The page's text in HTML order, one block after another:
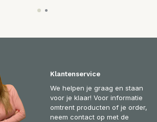
Klantenservice
We helpen je graag en staan
voor je klaar! Voor informatie
omtrent producten of je order,
neem contact op met de